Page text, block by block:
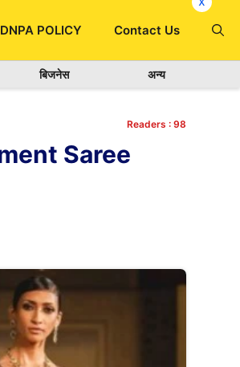
DNPA POLICY Contact Us
बिजनेस अन्य
Readers : 98
Saree